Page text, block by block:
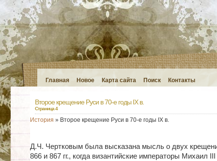
Главная Новое Карта сайта Поиск Контакты
Второе крещение Руси в 70-е годы IX в.
Страница 4
История » Второе крещение Руси в 70-е годы IX в.
Д.Ч. Чертковым была высказана мысль о двух
866 и 867 гг., когда византийские императоры Михаил